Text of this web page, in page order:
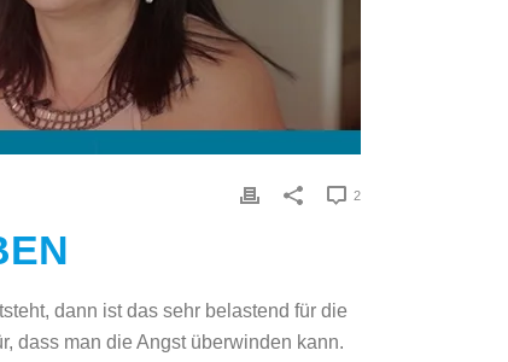
2
dann ist das sehr belastend für die
dass man die Angst überwinden kann.